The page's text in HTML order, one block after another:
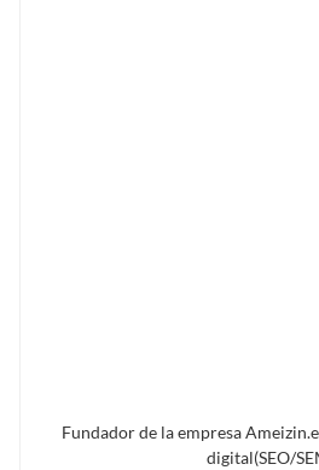
Fundador de la empresa
digital(SEO/